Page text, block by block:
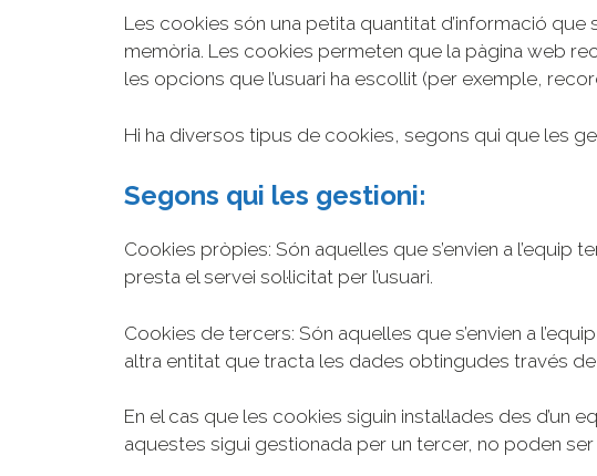
Les cookies són una petita quantitat d’informació que
memòria. Les cookies permeten que la pàgina web
les opcions que l’usuari ha escollit (per exemple,
Hi ha diversos tipus de cookies, segons qui que les
Segons qui les gestioni:
Cookies pròpies: Són aquelles que s’envien a l’equip
presta el servei sol·licitat per l’usuari.
Cookies de tercers: Són aquelles que s’envien a
altra entitat que tracta les dades obtingudes través
En el cas que les cookies siguin instal·lades des
aquestes sigui gestionada per un tercer, no poden